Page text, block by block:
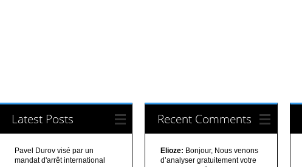
Latest Posts
Pavel Durov visé par un
mandat d'arrêt international
Recent Comments
Elioze: Bonjour, Nous venons
d’analyser gratuitement votre